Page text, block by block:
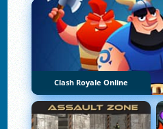
Clash Royale Online